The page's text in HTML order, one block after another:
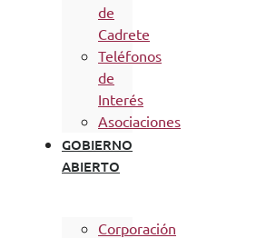
de
Cadrete
Teléfonos
de
Interés
Asociaciones
GOBIERNO
ABIERTO
Corporación